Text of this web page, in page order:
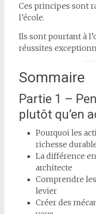
Ces principes sont
l’école.
Ils sont pourtant à
réussites
Sommaire
Partie 1 –
plutôt qu’en
Pourquoi les
richesse
La différence
architecte
Comprendre
levier
Créer des